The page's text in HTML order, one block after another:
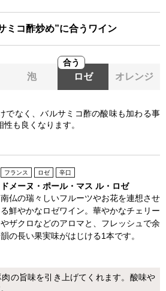
ミコ酢炒め”に合うワイン
泡
合う
ロゼ オレンジ
でなく、バルサミコ酢の酸味も加わる事
も良くなります。
フランス ロゼ 辛口
ドメーヌ・ポール・マス ル・ロゼ
南仏の瑞々しいフルーツやお花を連想させ
る鮮やかなロゼワイン。華やかなチェリー
やザクロなどのアロマと、フレッシュで余
韻の長い果実味がはじける1本です。
の旨味を引き上げてくれます。酸味や